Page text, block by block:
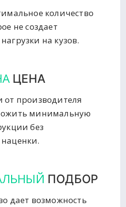
количество
не создает
на кузов.
ЦЕНА
производителя
минимальную
без
ПОДБОР
дает возможность